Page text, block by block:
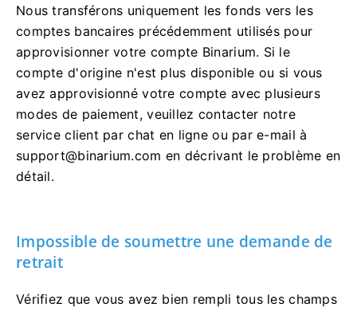
Nous transférons uniquement les fonds vers les
comptes bancaires précédemment utilisés pour
approvisionner votre compte Binarium. Si le
compte d'origine n'est plus disponible ou si vous
avez approvisionné votre compte avec plusieurs
modes de paiement, veuillez contacter notre
service client par chat en ligne ou par e-mail à
support@binarium.com en décrivant le problème en
détail.
Impossible de soumettre une demande de
retrait
Vérifiez que vous avez bien rempli tous les champs